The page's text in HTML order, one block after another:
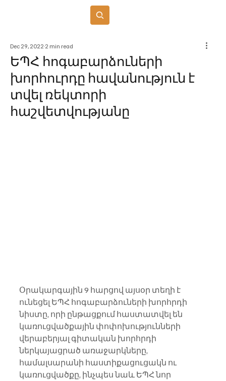
ԵՊՀ հոգաբարձուների
խորհուրդը հավանություն է
տվել ռեկտորի
հաշվետվությանը
Dec 29, 2022 2 min read
Օրակարգային 9 հարցով այսօր տեղի է
ունեցել ԵՊՀ հոգաբարձուների խորհրդի
նիստը, որի ընթացքում հաստատվել են
կառուցվածքային փոփոխությունների
վերաբերյալ գիտական խորհրդի
ներկայացրած առաջարկները,
համալսարանի հաստիքացուցակն ու
կառուցվածքը, ինչպես նաև ԵՊՀ նոր